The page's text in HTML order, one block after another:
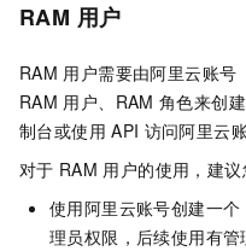
RAM 用户
RAM 用户需要由阿里云账号
RAM 用户、RAM 角色来创
制台或使用 API 访问阿里云
对于 RAM 用户的使用，建议
使用阿里云账号创建一个
理员权限，后续使用有管